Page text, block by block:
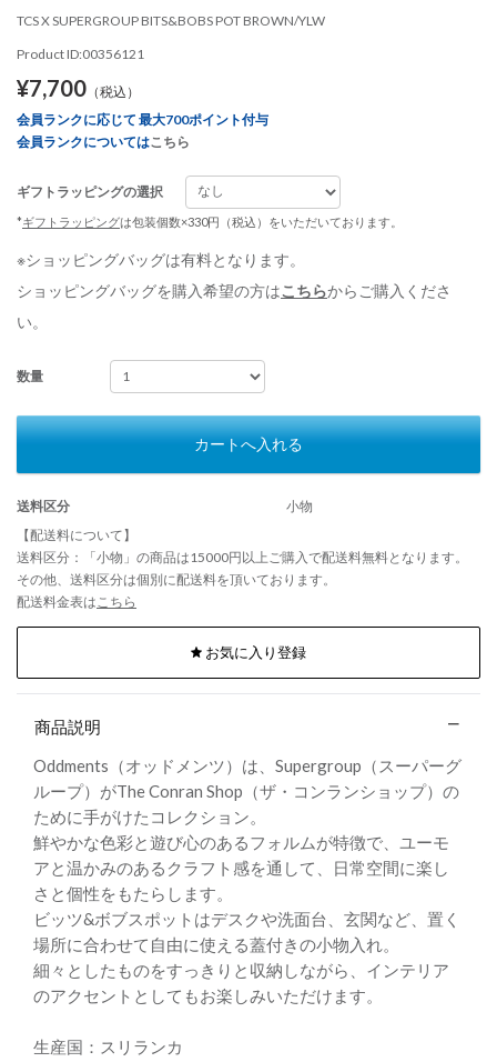
TCS X SUPERGROUP BITS&BOBS POT BROWN/YLW
Product ID:00356121
¥7,700 （税込）
会員ランクに応じて 最大700ポイント付与
会員ランクについてはこちら
ギフトラッピングの選択
*ギフトラッピングは包装個数×330円（税込）をいただいております。
※ショッピングバッグは有料となります。
ショッピングバッグを購入希望の方はこちらからご購入くださ
い。
数量
カートへ入れる
送料区分
小物
【配送料について】
送料区分：「小物」の商品は15000円以上ご購入で配送料無料となります。
その他、送料区分は個別に配送料を頂いております。
配送料金表は こちら
お気に入り登録
商品説明
Oddments（オッドメンツ）は、Supergroup（スーパーグ
ループ）がThe Conran Shop（ザ・コンランショップ）の
ために手がけたコレクション。
鮮やかな色彩と遊び心のあるフォルムが特徴で、ユーモ
アと温かみのあるクラフト感を通して、日常空間に楽し
さと個性をもたらします。
ビッツ&ボブスポットはデスクや洗面台、玄関など、置く
場所に合わせて自由に使える蓋付きの小物入れ。
細々としたものをすっきりと収納しながら、インテリア
のアクセントとしてもお楽しみいただけます。
生産国：スリランカ